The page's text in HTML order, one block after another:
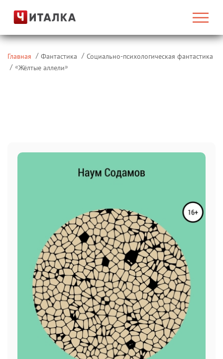
Главная Фантастика
Социально-психологическая фантастика
«Жёлтые аллели»